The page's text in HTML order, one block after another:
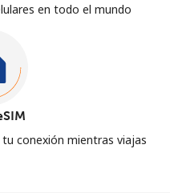
en todo el mundo
conexión mientras viajas